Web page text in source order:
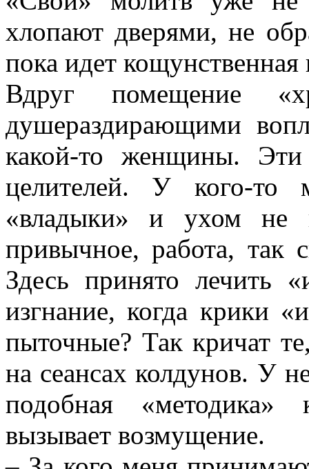
хлопают дверями, не
пока идет
Вдруг помещение
душераздирающими
какой-то женщины. Эти
целителей. У кого-
«владыки» и ухом
привычное, работа, так
Здесь принято лечить
изгнание, когда крики
пыточные? Так кричат
на сеансах колдунов. У
подобная «методика»
вызывает возмущение.